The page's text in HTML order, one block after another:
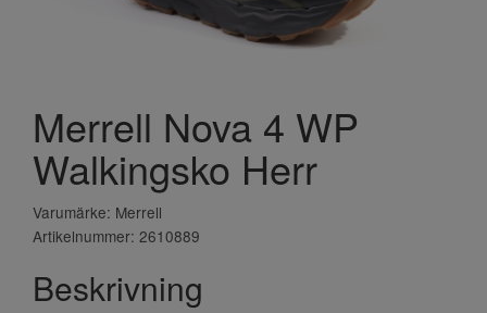
Merrell Nova 4 WP
Walkingsko Herr
Varumärke: Merrell
Artikelnummer: 2610889
Beskrivning